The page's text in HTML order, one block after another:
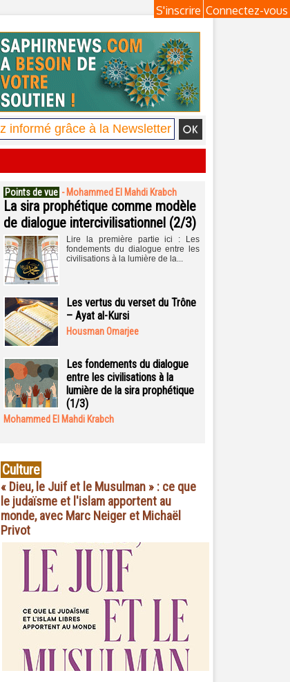
Connectez-vous
S'inscrire
Points de vue - Mohammed El Mahdi Krabch
La sira prophétique comme modèle
de dialogue intercivilisationnel (2/3)
Lire la première partie ici : Les
fondements du dialogue entre les
civilisations à la lumière de la...
Les vertus du verset du Trône
– Ayat al-Kursi
Housman Omarjee
Les fondements du dialogue
entre les civilisations à la
lumière de la sira prophétique
(1/3)
Mohammed El Mahdi Krabch
Culture
« Dieu, le Juif et le Musulman » : ce que
le judaïsme et l'islam apportent au
monde, avec Marc Neiger et Michaël
Privot